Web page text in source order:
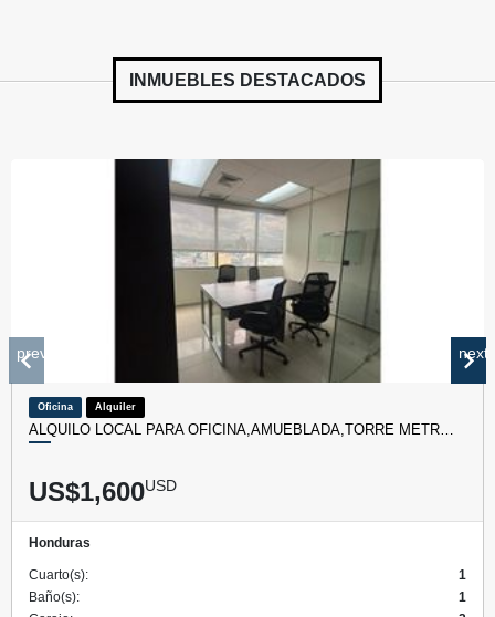
INMUEBLES DESTACADOS
Oficina Alquiler
ALQUILO LOCAL PARA OFICINA,AMUEBLADA,TORRE METR…
US$1,600USD
Honduras
Cuarto(s):
1
Baño(s):
1
prev next